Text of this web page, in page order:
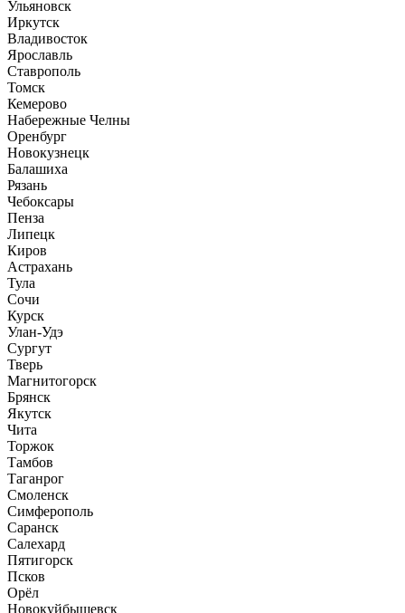
Ульяновск
Иркутск
Владивосток
Ярославль
Ставрополь
Томск
Кемерово
Набережные Челны
Оренбург
Новокузнецк
Балашиха
Рязань
Чебоксары
Пенза
Липецк
Киров
Астрахань
Тула
Сочи
Курск
Улан-Удэ
Сургут
Тверь
Магнитогорск
Брянск
Якутск
Чита
Торжок
Тамбов
Таганрог
Смоленск
Симферополь
Саранск
Салехард
Пятигорск
Псков
Орёл
Новокуйбышевск